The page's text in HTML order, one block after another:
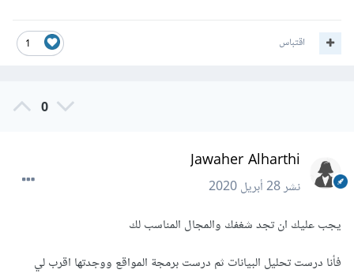
1 اقتباس
0
Jawaher Alharthi
نشر28 أبريل 2020
يجب عليك ان تجد شغفك والمجال المناسب لك
فأنا درست تحليل البيانات ثم درست برمجة المواقع ووجدتها اقرب لي